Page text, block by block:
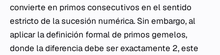
convierte en primos consecutivos en el sentido
estricto de la sucesión numérica. Sin embargo, al
aplicar la definición formal de primos gemelos,
donde la diferencia debe ser exactamente 2, este